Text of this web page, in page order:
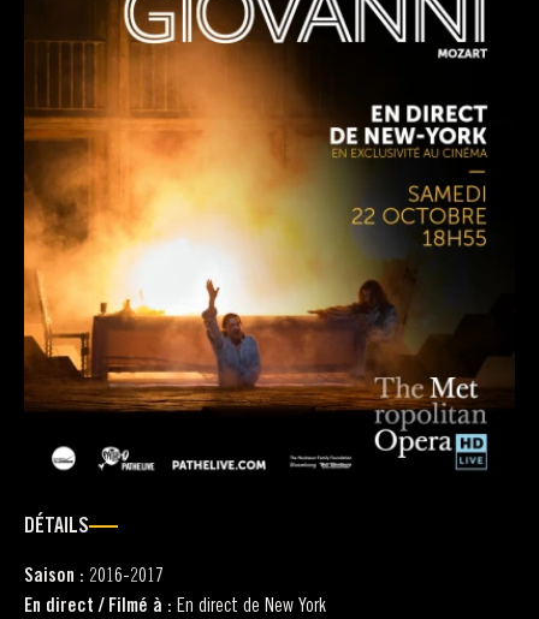
DÉTAILS
Saison : 2016-2017
En direct / Filmé à : En direct de New York